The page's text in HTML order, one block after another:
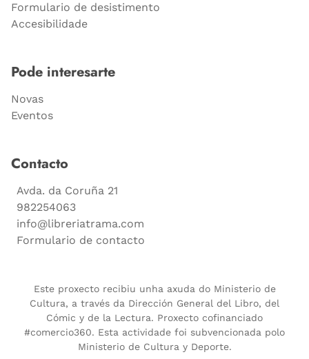
Formulario de desistimento
Accesibilidade
Pode interesarte
Novas
Eventos
Contacto
Avda. da Coruña 21
982254063
info@libreriatrama.com
Formulario de contacto
Este proxecto recibiu unha axuda do Ministerio de
Cultura, a través da Dirección General del Libro, del
Cómic y de la Lectura. Proxecto cofinanciado
#comercio360. Esta actividade foi subvencionada polo
Ministerio de Cultura y Deporte.